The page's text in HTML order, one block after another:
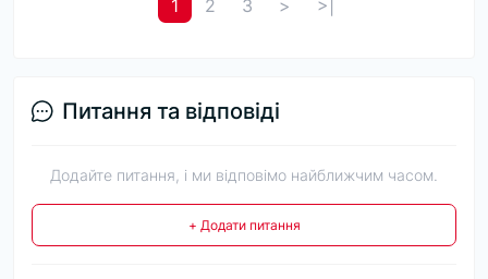
1 2 3 > >|
Питання та відповіді
Додайте питання, і ми відповімо найближчим часом.
+ Додати питання